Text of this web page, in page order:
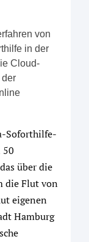
von
in der
Cloud-
der
Soforthilfe-
über die
die Flut von
eigenen
Hamburg